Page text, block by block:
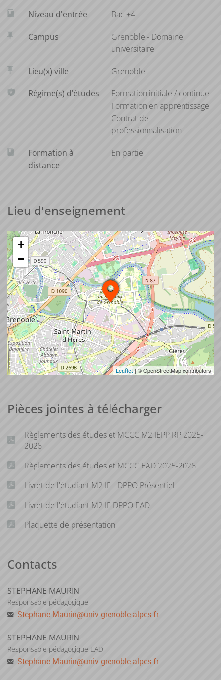
méthodologique
Niveau d'entrée Bac +4
Campus
Grenoble - Domaine
universitaire
Lieu(x) ville Grenoble
Régime(s) d'études
Formation initiale / continue
Formation en apprentissage
Contrat de
professionnalisation
Formation à
distance
En partie
Lieu d'enseignement
+
−
Leaflet| © OpenStreetMap contributors
Pièces jointes à télécharger
Règlements des études et MCCC M2 IEPP RP 2025-
2026
Règlements des études et MCCC EAD 2025-2026
Livret de l'étudiant M2 IE - DPPO Présentiel
Livret de l'étudiant M2 IE DPPO EAD
Plaquette de présentation
Contacts
STEPHANE MAURIN
Responsable pédagogique
Stephane.Maurin@univ-grenoble-alpes.fr
STEPHANE MAURIN
Responsable pédagogique EAD
Stephane.Maurin@univ-grenoble-alpes.fr